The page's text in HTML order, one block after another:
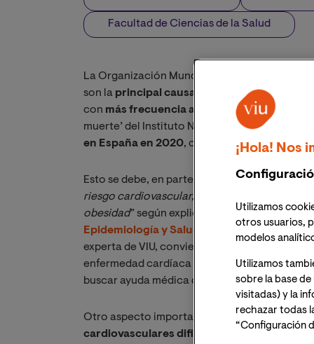
Facultad de Ciencias de la Salud
La Organización Mundial de la Salud (OMS)
son la principal causa de muerte en el
con más frecuencia a la población femenina
muerte’ del Instituto Nacional de Estadística
en España en 2020, con casi 64.000
Esto se debe, en parte a que “
Cuando la
riesgo cardiovascular, presentando más
obesidad” según explica la
Dra. Gemma
Epidemiología y Salud Pública
de la
experta de VIU, convierten a la población
enfermedad cardíaca ‘silenciosa’, es decir
buscar ayuda médica de forma preventiva.
Otro aspecto importante a tener en cuenta,
cardiovasculares difiere entre la población
¡Hola! Nos
Utilizamos
otros usuarios,
modelos
Utilizamos
sobre la base
visitadas) y la
rechazar todas
“Configuración